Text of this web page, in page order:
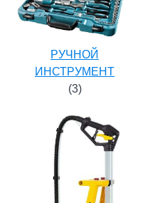
РУЧНОЙ
ИНСТРУМЕНТ
(3)